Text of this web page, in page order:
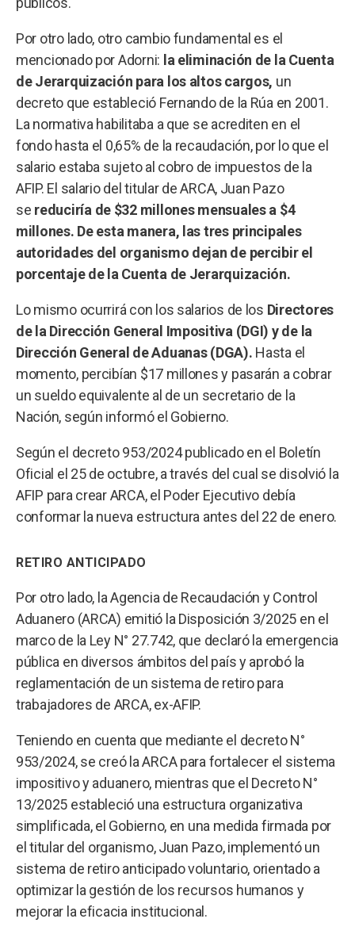
Por otro lado, otro cambio fundamental es el
mencionado por Adorni: la eliminación de la Cuenta
de Jerarquización para los altos cargos, un
decreto que estableció Fernando de la Rúa en 2001.
La normativa habilitaba a que se acrediten en el
fondo hasta el 0,65% de la recaudación, por lo que el
salario estaba sujeto al cobro de impuestos de la
AFIP. El salario del titular de ARCA, Juan Pazo
se reduciría de $32 millones mensuales a $4
millones. De esta manera, las tres principales
autoridades del organismo dejan de percibir el
porcentaje de la Cuenta de Jerarquización.
Lo mismo ocurrirá con los salarios de los Directores
de la Dirección General Impositiva (DGI) y de la
Dirección General de Aduanas (DGA). Hasta el
momento, percibían $17 millones y pasarán a cobrar
un sueldo equivalente al de un secretario de la
Nación, según informó el Gobierno.
Según el decreto 953/2024 publicado en el Boletín
Oficial el 25 de octubre, a través del cual se disolvió la
AFIP para crear ARCA, el Poder Ejecutivo debía
conformar la nueva estructura antes del 22 de enero.
RETIRO ANTICIPADO
Por otro lado, la Agencia de Recaudación y Control
Aduanero (ARCA) emitió la Disposición 3/2025 en el
marco de la Ley N° 27.742, que declaró la emergencia
pública en diversos ámbitos del país y aprobó la
reglamentación de un sistema de retiro para
trabajadores de ARCA, ex-AFIP.
Teniendo en cuenta que mediante el decreto N°
953/2024, se creó la ARCA para fortalecer el sistema
impositivo y aduanero, mientras que el Decreto N°
13/2025 estableció una estructura organizativa
simplificada, el Gobierno, en una medida firmada por
el titular del organismo, Juan Pazo, implementó un
sistema de retiro anticipado voluntario, orientado a
optimizar la gestión de los recursos humanos y
mejorar la eficacia institucional.